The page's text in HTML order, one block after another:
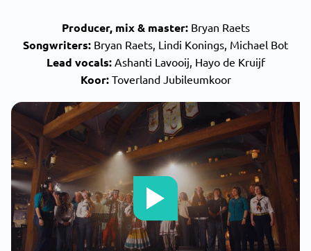
Producer, mix & master:Bryan Raets
Songwriters: Bryan Raets, Lindi Konings, Michael Bot
Lead vocals: Ashanti Lavooij, Hayo de Kruijf
Koor: Toverland Jubileumkoor